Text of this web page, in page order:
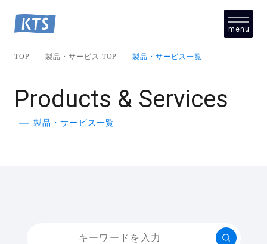
menu
close
TOP 製品・サービス TOP 製品・サービス一覧
Products & Services
製品・サービス一覧